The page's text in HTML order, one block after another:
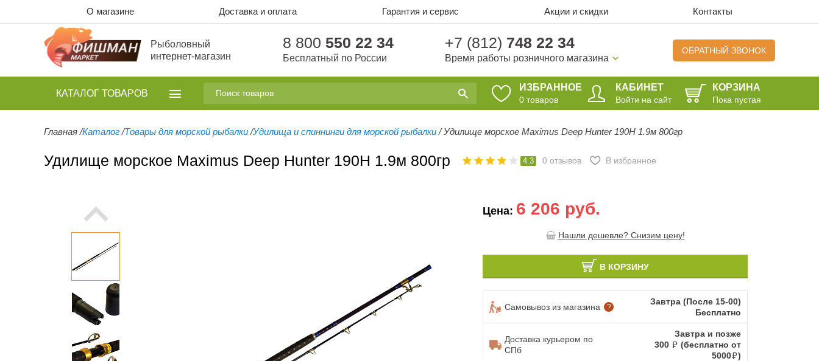
О магазине Доставка и оплата Гарантия и сервис Акции и скидки Контакты
Рыболовный
интернет-магазин
8 800 550 22 34
Бесплатный по России
+7 (812) 748 22 34
Время работы розничного магазина
ОБРАТНЫЙ ЗВОНОК
ИЗБРАННОЕ
0 товаров
КАБИНЕТ
Войти на сайт
КОРЗИНА
Пока пустая
КАТАЛОГ ТОВАРОВ
Главная /Каталог /Товары для морской рыбалки /Удилища и спиннинги для морской рыбалки /Удилище морское Maximus Deep Hunter 190H 1.9м 800гр
Удилище морское Maximus Deep Hunter 190H 1.9м 800гр 4.3 0 отзывов В избранное
Цена: 6 206 руб.
Нашли дешевле? Снизим цену!
В КОРЗИНУ
Самовывоз из магазина ?
Завтра (После 15-00)
Бесплатно
Доставка курьером по
СПб
Завтра и позже
300
(бесплатно от
5000
)